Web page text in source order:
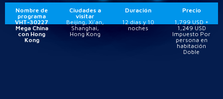
Nombre de
programa
Ciudades a
visitar
Duración
Precio
VHT-30227
Mega China
con Hong
Kong
Beijing, Xi'an,
Shanghai,
Hong Kong
12 días y 10
noches
1,799 USD +
1,249 USD
Impuesto Por
persona en
habitación
Doble